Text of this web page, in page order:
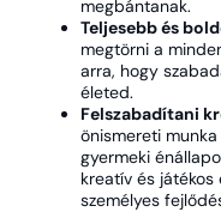
megbántanak.
Teljesebb és
megtörni a
arra, hogy
életed.
Felszabadítani
önismereti
gyermeki
kreatív és játékos
személyes